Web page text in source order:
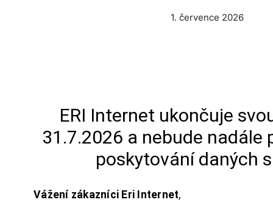
1. července 2026
ERI Internet ukončuje
31.7.2026 a nebude nadále
poskytování daných
Vážení zákazníci Eri Internet,